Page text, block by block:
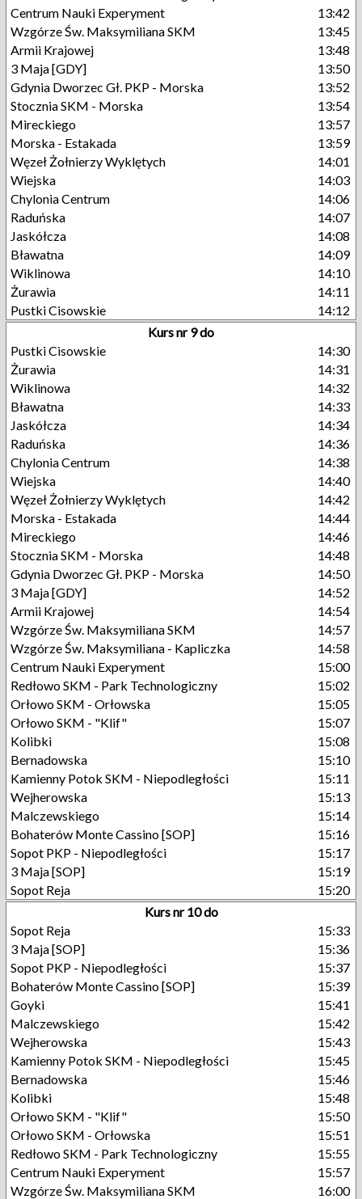
Centrum Nauki Experyment
13:42
Wzgórze Św. Maksymiliana SKM
13:45
Armii Krajowej
13:48
3 Maja [GDY]
13:50
Gdynia Dworzec Gł. PKP - Morska
13:52
Stocznia SKM - Morska
13:54
Mireckiego
13:57
Morska - Estakada
13:59
Węzeł Żołnierzy Wyklętych
14:01
Wiejska
14:03
Chylonia Centrum
14:06
Raduńska
14:07
Jaskółcza
14:08
Bławatna
14:09
Wiklinowa
14:10
Żurawia
14:11
Pustki Cisowskie
14:12
Kurs nr 9 do
Pustki Cisowskie
14:30
Żurawia
14:31
Wiklinowa
14:32
Bławatna
14:33
Jaskółcza
14:34
Raduńska
14:36
Chylonia Centrum
14:38
Wiejska
14:40
Węzeł Żołnierzy Wyklętych
14:42
Morska - Estakada
14:44
Mireckiego
14:46
Stocznia SKM - Morska
14:48
Gdynia Dworzec Gł. PKP - Morska
14:50
3 Maja [GDY]
14:52
Armii Krajowej
14:54
Wzgórze Św. Maksymiliana SKM
14:57
Wzgórze Św. Maksymiliana - Kapliczka
14:58
Centrum Nauki Experyment
15:00
Redłowo SKM - Park Technologiczny
15:02
Orłowo SKM - Orłowska
15:05
Orłowo SKM - "Klif"
15:07
Kolibki
15:08
Bernadowska
15:10
Kamienny Potok SKM - Niepodległości
15:11
Wejherowska
15:13
Malczewskiego
15:14
Bohaterów Monte Cassino [SOP]
15:16
Sopot PKP - Niepodległości
15:17
3 Maja [SOP]
15:19
Sopot Reja
15:20
Kurs nr 10 do
Sopot Reja
15:33
3 Maja [SOP]
15:36
Sopot PKP - Niepodległości
15:37
Bohaterów Monte Cassino [SOP]
15:39
Goyki
15:41
Malczewskiego
15:42
Wejherowska
15:43
Kamienny Potok SKM - Niepodległości
15:45
Bernadowska
15:46
Kolibki
15:48
Orłowo SKM - "Klif"
15:50
Orłowo SKM - Orłowska
15:51
Redłowo SKM - Park Technologiczny
15:55
Centrum Nauki Experyment
15:57
Wzgórze Św. Maksymiliana SKM
16:00